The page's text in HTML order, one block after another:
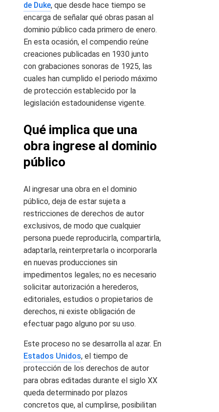
de Duke, que desde hace tiempo se
encarga de señalar qué obras pasan al
dominio público cada primero de enero.
En esta ocasión, el compendio reúne
creaciones publicadas en 1930 junto
con grabaciones sonoras de 1925, las
cuales han cumplido el periodo máximo
de protección establecido por la
legislación estadounidense vigente.
Qué implica que una
obra ingrese al dominio
público
Al ingresar una obra en el dominio
público, deja de estar sujeta a
restricciones de derechos de autor
exclusivos, de modo que cualquier
persona puede reproducirla, compartirla,
adaptarla, reinterpretarla o incorporarla
en nuevas producciones sin
impedimentos legales; no es necesario
solicitar autorización a herederos,
editoriales, estudios o propietarios de
derechos, ni existe obligación de
efectuar pago alguno por su uso.
Este proceso no se desarrolla al azar. En
Estados Unidos, el tiempo de
protección de los derechos de autor
para obras editadas durante el siglo XX
queda determinado por plazos
concretos que, al cumplirse, posibilitan